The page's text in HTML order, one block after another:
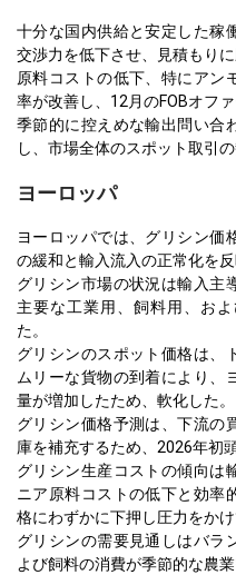
十分な国内供給と安定した稼
交渉力を低下させ、見積もりに
原料コストの低下、特にアン
率が改善し、12月のFOBオフ
季節的に控えめな輸出問い合
し、市場全体のスポット取引の
ヨーロッパ
ヨーロッパでは、グリシン価
の緩和と輸入流入の正常化を反
グリシン市場の状況は輸入主
主要な工業用、飼料用、お
た。
グリシンのスポット価格は、
ムリーな貨物の到着により、
量が増加したため、軟化した。
グリシン価格予測は、下流の
庫を補充するため、2026年初
グリシン生産コストの傾向は
ニア原料コストの低下と効率
格にわずかに下押し圧力をかけ
グリシンの需要見通しはバラ
よび飼料の消費が季節的な農